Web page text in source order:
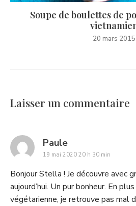
Soupe de boulettes de
20 mars 2015
Laisser un commentaire
Paulesays:
19 mai 2020 20 h 30 min
Bonjour Stella ! Je découvre avec
aujourd’hui. Un pur bonheur. En
végétarienne, je retrouve pas mal